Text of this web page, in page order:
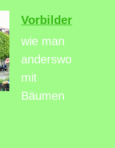
Vorbilder
wie man
anderswo
mit
Bäumen